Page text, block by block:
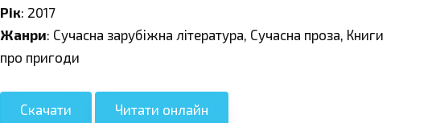
Рік: 2017
Жанри: Сучасна зарубіжна література, Сучасна проза, Книги
про пригоди
Скачати Читати онлайн